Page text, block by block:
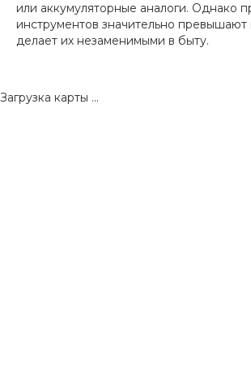
или аккумуляторные аналоги. Однако
инструментов значительно превышают
делает их незаменимыми в быту.
Загрузка карты ...